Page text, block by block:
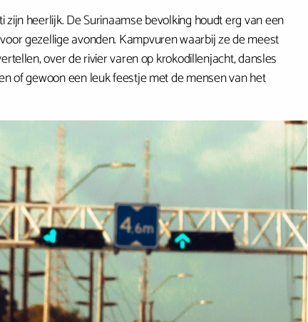
zijn heerlijk. De Surinaamse bevolking houdt erg van een
gezellige avonden. Kampvuren waarbij ze de meest
over de rivier varen op krokodillenjacht, dansles
of gewoon een leuk feestje met de mensen van het